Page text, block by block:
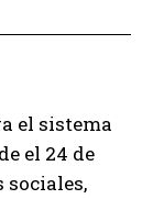
el sistema
el 24 de